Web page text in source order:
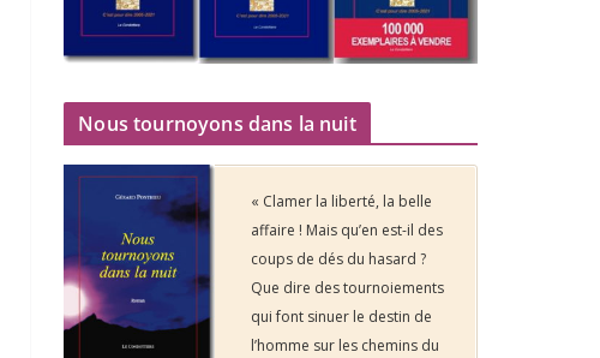
Nous tournoyons dans la nuit
« Clamer la liberté, la belle
affaire ! Mais qu’en est-il des
coups de dés du hasard ?
Que dire des tournoiements
qui font sinuer le destin de
l’homme sur les chemins du